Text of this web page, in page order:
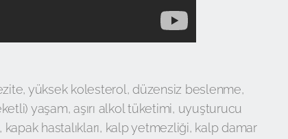
yüksek kolesterol, düzensiz beslenme,
yaşam, aşırı alkol tüketimi, uyuşturucu
kapak hastalıkları, kalp yetmezliği, kalp damar